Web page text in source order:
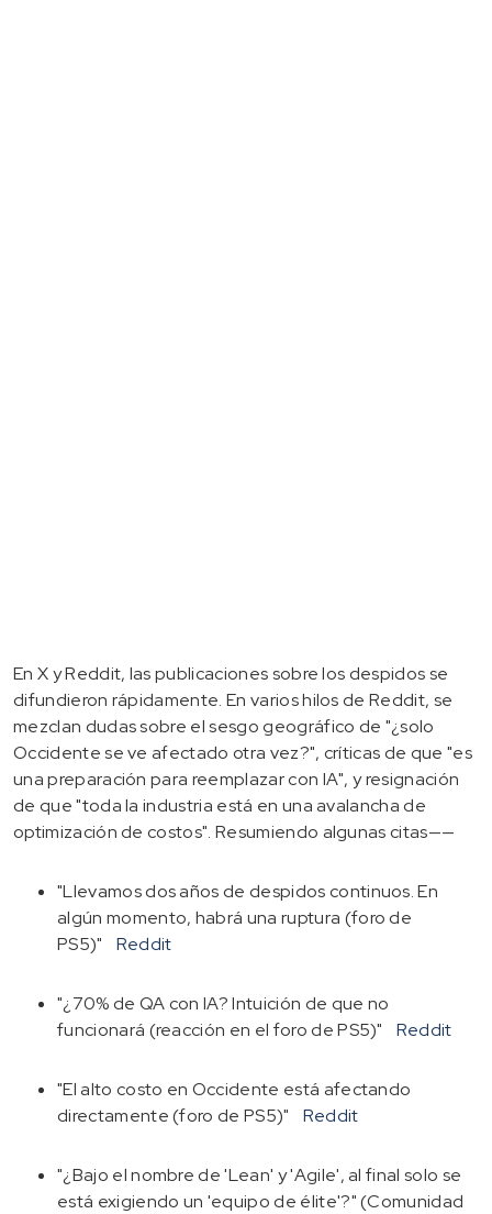
En X y Reddit, las publicaciones sobre los despidos se
difundieron rápidamente. En varios hilos de Reddit, se
mezclan dudas sobre el sesgo geográfico de "¿solo
Occidente se ve afectado otra vez?", críticas de que "es
una preparación para reemplazar con IA", y resignación
de que "toda la industria está en una avalancha de
optimización de costos". Resumiendo algunas citas——
"Llevamos dos años de despidos continuos. En
algún momento, habrá una ruptura (foro de
PS5)"
Reddit
"¿70% de QA con IA? Intuición de que no
funcionará (reacción en el foro de PS5)"
Reddit
"El alto costo en Occidente está afectando
directamente (foro de PS5)"
Reddit
"¿Bajo el nombre de 'Lean' y 'Agile', al final solo se
está exigiendo un 'equipo de élite'?" (Comunidad